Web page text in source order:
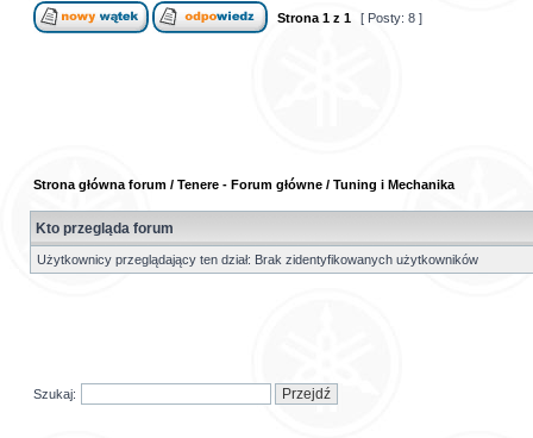
Strona 1 z 1 [ Posty: 8 ]
Strona główna forum / Tenere - Forum główne / Tuning i Mechanika
Kto przegląda forum
Użytkownicy przeglądający ten dział: Brak zidentyfikowanych użytkowników
Szukaj: